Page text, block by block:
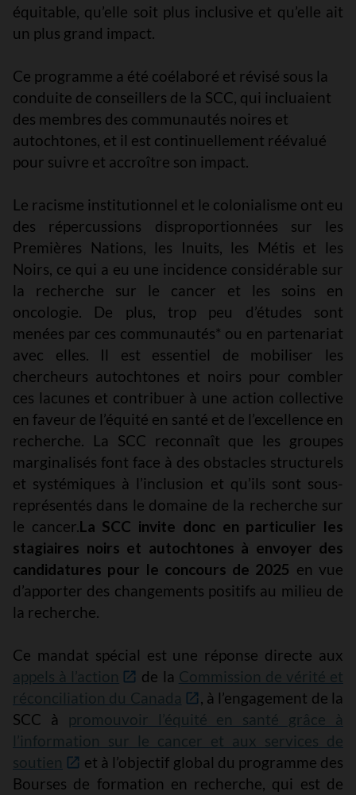
équitable, qu’elle soit plus inclusive et qu’elle ait
un plus grand impact.
Ce programme a été coélaboré et révisé sous la
conduite de conseillers de la SCC, qui incluaient
des membres des communautés noires et
autochtones, et il est continuellement réévalué
pour suivre et accroître son impact.
Le racisme institutionnel et le colonialisme ont eu
des répercussions disproportionnées sur les
Premières Nations, les Inuits, les Métis et les
Noirs, ce qui a eu une incidence considérable sur
la recherche sur le cancer et les soins en
oncologie. De plus, trop peu d’études sont
menées par ces communautés* ou en partenariat
avec elles. Il est essentiel de mobiliser les
chercheurs autochtones et noirs pour combler
ces lacunes et contribuer à une action collective
en faveur de l’équité en santé et de l’excellence en
recherche. La SCC reconnaît que les groupes
marginalisés font face à des obstacles structurels
et systémiques à l’inclusion et qu’ils sont sous-
représentés dans le domaine de la recherche sur
le cancer.La SCC invite donc en particulier les
stagiaires noirs et autochtones à envoyer des
candidatures pour le concours de 2025 en vue
d’apporter des changements positifs au milieu de
la recherche.
Ce mandat spécial est une réponse directe aux
appels à l’action
de la Commission de vérité et
réconciliation du Canada
, à l’engagement de la
SCC à promouvoir l’équité en santé grâce à
l’information sur le cancer et aux services de
soutien
et à l’objectif global du programme des
Bourses de formation en recherche, qui est de